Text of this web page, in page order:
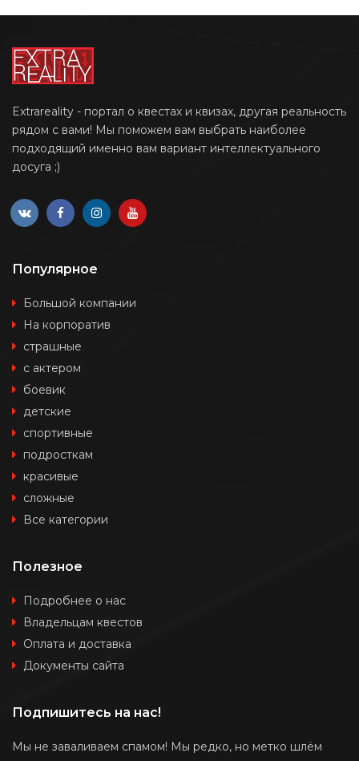
Extrareality - портал о квестах и квизах, другая реальность
рядом с вами! Мы поможем вам выбрать наиболее
подходящий именно вам вариант интеллектуального
досуга ;)
Популярное
Большой компании
На корпоратив
страшные
с актером
боевик
детские
спортивные
подросткам
красивые
сложные
Все категории
Полезное
Подробнее о нас
Владельцам квестов
Оплата и доставка
Документы сайта
Подпишитесь на нас!
Мы не заваливаем спамом! Мы редко, но метко шлём